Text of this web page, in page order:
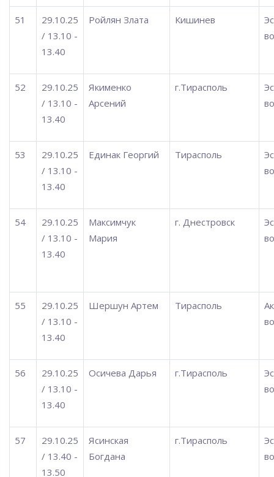
51
29.10.25
/ 13.10 -
13.40
Ройлян Злата Кишинев
52
29.10.25
/ 13.10 -
13.40
Якименко
Арсений
г.Тирасполь
53
29.10.25
/ 13.10 -
13.40
Единак Георгий Тирасполь
54
29.10.25
/ 13.10 -
13.40
Максимчук
Мария
г. Днестровск
55
29.10.25
/ 13.10 -
13.40
Шершун Артем Тирасполь
56
29.10.25
/ 13.10 -
13.40
Осичева Дарья г.Тирасполь
57
29.10.25
/ 13.40 -
13.50
Ясинская
Богдана
г.Тирасполь